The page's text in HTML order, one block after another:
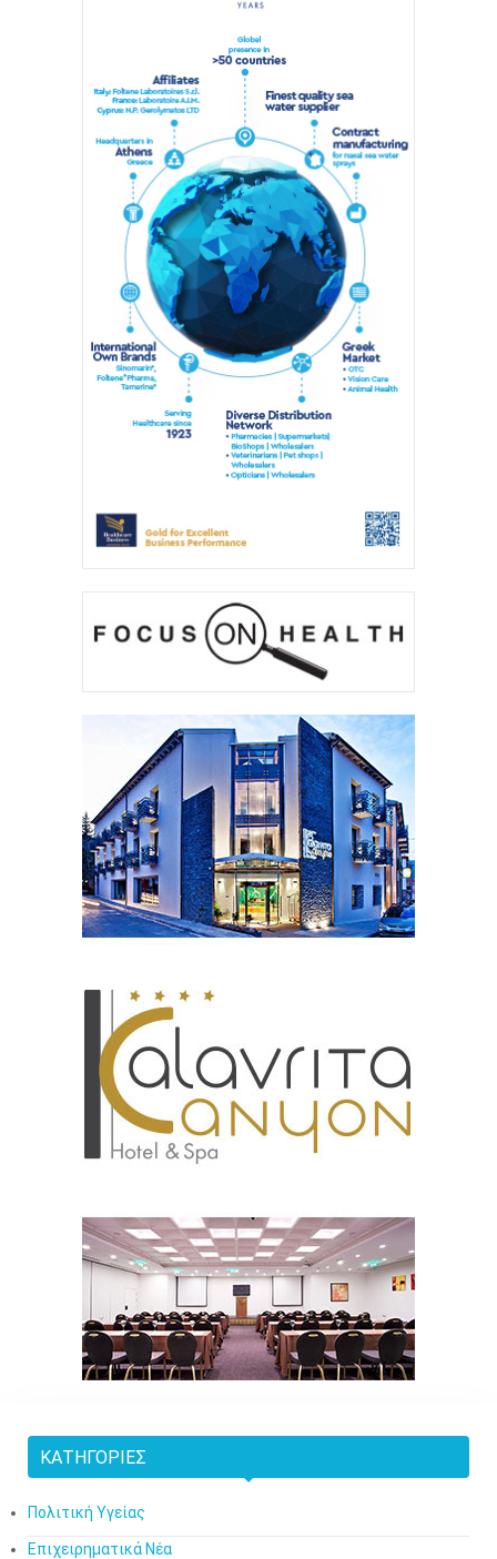
ΚΑΤΗΓΟΡΊΕΣ
Πολιτική Υγείας
Επιχειρηματικά Νέα